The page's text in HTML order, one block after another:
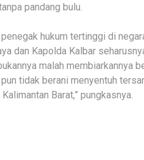
pandang bulu.
hukum tertinggi di
dan Kapolda Kalbar
malah membiarkannya
tidak berani menyentuh
Barat,” pungkasnya.